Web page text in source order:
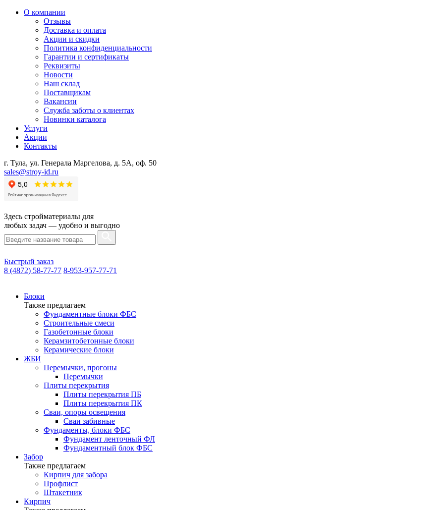
О компании
Отзывы
Доставка и оплата
Акции и скидки
Политика конфиденциальности
Гарантии и сертификаты
Реквизиты
Новости
Наш склад
Поставщикам
Вакансии
Служба заботы о клиентах
Новинки каталога
Услуги
Акции
Контакты
г. Тула, ул. Генерала Маргелова, д. 5А, оф. 50
sales@stroy-id.ru
Здесь стройматериалы для
любых задач — удобно и выгодно
Быстрый заказ
8 (4872) 58-77-77 8-953-957-77-71
Блоки
Также предлагаем
Фундаментные блоки ФБС
Строительные смеси
Газобетонные блоки
Керамзитобетонные блоки
Керамические блоки
ЖБИ
Перемычки, прогоны
Перемычки
Плиты перекрытия
Плиты перекрытия ПБ
Плиты перекрытия ПК
Сваи, опоры освещения
Сваи забивные
Фундаменты, блоки ФБС
Фундамент ленточный ФЛ
Фундаментный блок ФБС
Забор
Также предлагаем
Кирпич для забора
Профлист
Штакетник
Кирпич